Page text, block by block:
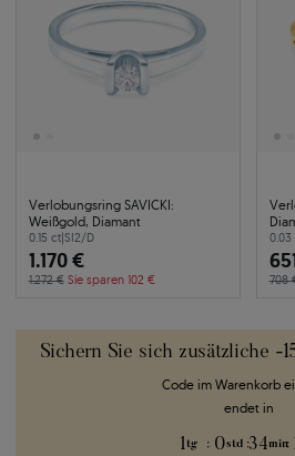
Sichern Sie sich zusätzliche -
Code im Warenkorb
endet in
1 tg : 0std :34min:
Verlobungsring SAVICKI:
Weißgold, Diamant
0.15 ct|SI2/D
1.170 €
1.272 € Sie sparen 102 €
0.03
708